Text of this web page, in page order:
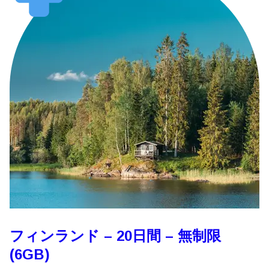
フィンランド – 20日間 – 無制限
(6GB)